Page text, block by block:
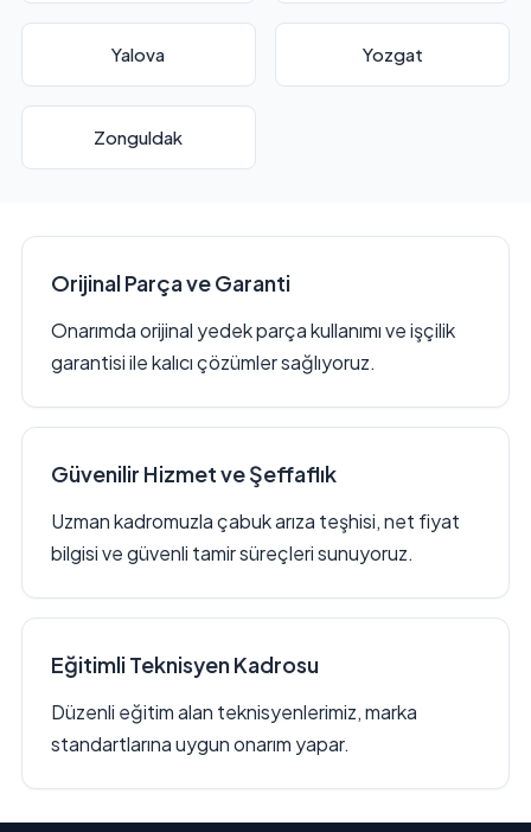
Yalova Yozgat
Zonguldak
Orijinal Parça ve Garanti
Onarımda orijinal yedek parça kullanımı ve işçilik
garantisi ile kalıcı çözümler sağlıyoruz.
Güvenilir Hizmet ve Şeffaflık
Uzman kadromuzla çabuk arıza teşhisi, net fiyat
bilgisi ve güvenli tamir süreçleri sunuyoruz.
Eğitimli Teknisyen Kadrosu
Düzenli eğitim alan teknisyenlerimiz, marka
standartlarına uygun onarım yapar.